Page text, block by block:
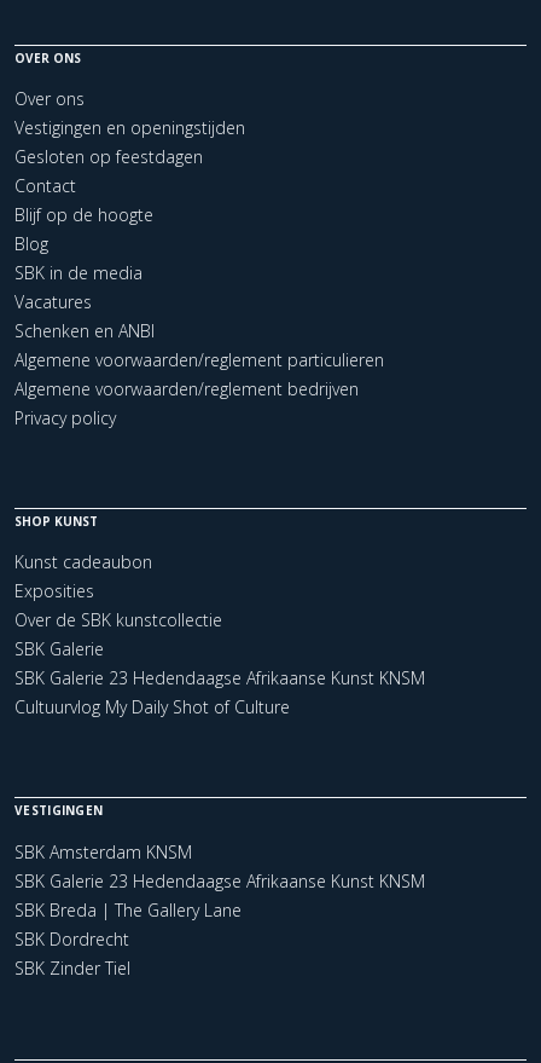
OVER ONS
Over ons
Vestigingen en openingstijden
Gesloten op feestdagen
Contact
Blijf op de hoogte
Blog
SBK in de media
Vacatures
Schenken en ANBI
Algemene voorwaarden/reglement particulieren
Algemene voorwaarden/reglement bedrijven
Privacy policy
SHOP KUNST
Kunst cadeaubon
Exposities
Over de SBK kunstcollectie
SBK Galerie
SBK Galerie 23 Hedendaagse Afrikaanse Kunst KNSM
Cultuurvlog My Daily Shot of Culture
VESTIGINGEN
SBK Amsterdam KNSM
SBK Galerie 23 Hedendaagse Afrikaanse Kunst KNSM
SBK Breda | The Gallery Lane
SBK Dordrecht
SBK Zinder Tiel